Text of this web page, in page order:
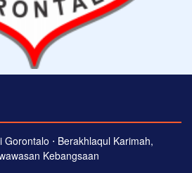
⋅ Berakhlaqul Karimah,
Kebangsaan